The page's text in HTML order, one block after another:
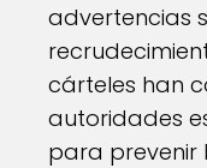
advertencias
cárteles han
autoridades
para prevenir